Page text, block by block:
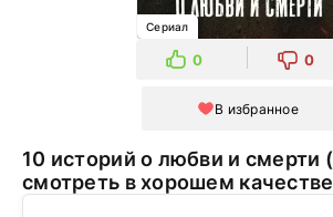
Сериал
0 0
В избранное
10 историй о любви и смерти (2025)
смотреть в хорошем качестве